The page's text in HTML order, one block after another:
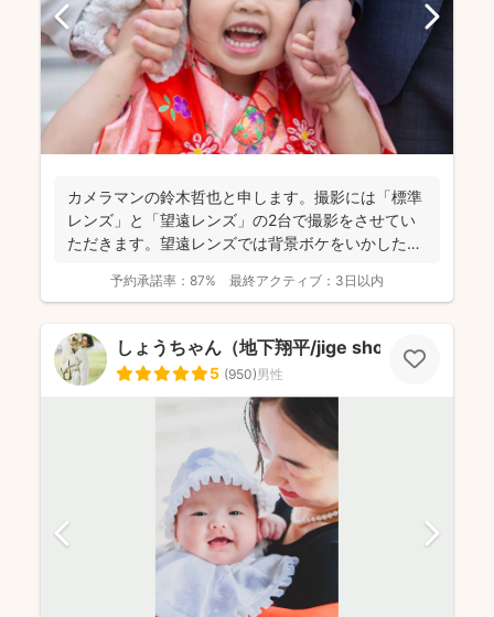
カメラマンの鈴木哲也と申します。撮影には「標準
レンズ」と「望遠レンズ」の2台で撮影をさせてい
ただきます。望遠レンズでは背景ボケをいかしたお
予約承諾率： 87% 最終アクティブ： 3日以内
しょうちゃん（地下翔平/jige shohe）
5 (950)男性